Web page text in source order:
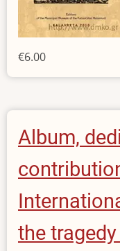
€6.00
Album,
the